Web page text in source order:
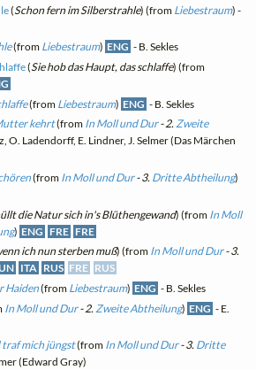
(Schon fern im Silberstrahle) (from Liebestraum) -
(from Liebestraum) ENG - B. Sekles
(Sie hob das Haupt, das schlaffe) (from
(from Liebestraum) ENG - B. Sekles
kehrt(from In Moll und Dur- 2.Zweite
O. Ladendorff, E. Lindner, J. Selmer (Das Märchen
(from In Moll und Dur- 3. Dritte Abtheilung)
die Natur sich in's Blüthengewand) (from In Moll
) ENG FRE FRE
ich nun sterben muß) (from In Moll und Dur- 3.
ITA RUS FRE RUS
Haiden(from Liebestraum) ENG - B. Sekles
In Moll und Dur- 2. Zweite Abtheilung) ENG - E.
traf mich jüngst(from In Moll und Dur- 3. Dritte
(Edward Gray)